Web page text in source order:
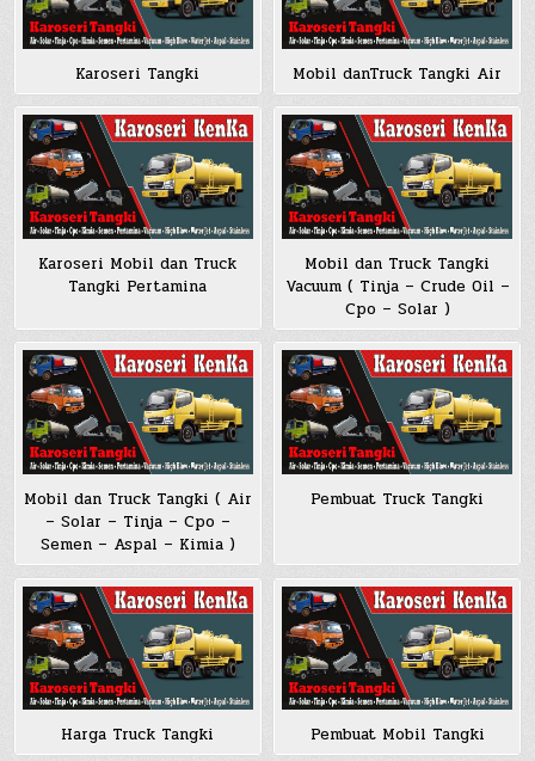
Karoseri Tangki Mobil danTruck Tangki Air
Karoseri Mobil dan Truck
Tangki Pertamina
Mobil dan Truck Tangki
Vacuum ( Tinja – Crude Oil –
Cpo – Solar )
Mobil dan Truck Tangki ( Air
– Solar – Tinja – Cpo –
Semen – Aspal – Kimia )
Pembuat Truck Tangki
Harga Truck Tangki Pembuat Mobil Tangki